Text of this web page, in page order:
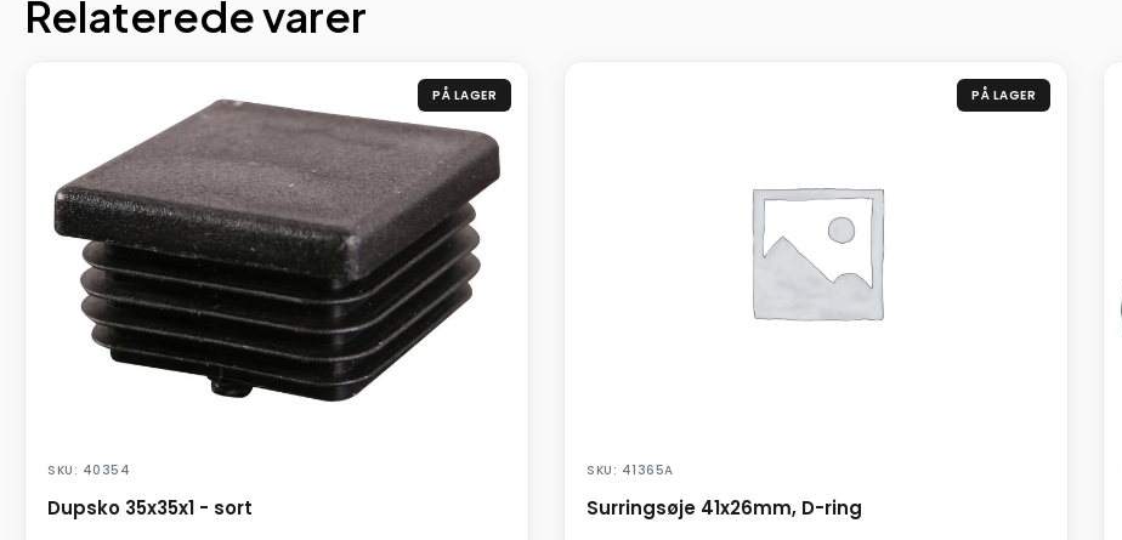
Relaterede varer
PÅ LAGER
SKU: 40354
Dupsko 35x35x1 - sort
PÅ LAGER
SKU: 41365A
Surringsøje 41x26mm, D-ring